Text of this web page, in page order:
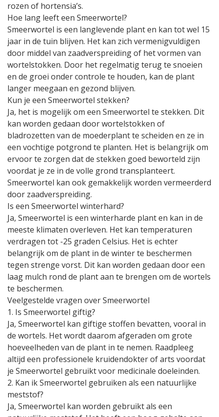
rozen of hortensia’s.
Hoe lang leeft een Smeerwortel?
Smeerwortel is een langlevende plant en kan tot wel 15
jaar in de tuin blijven. Het kan zich vermenigvuldigen
door middel van zaadverspreiding of het vormen van
wortelstokken. Door het regelmatig terug te snoeien
en de groei onder controle te houden, kan de plant
langer meegaan en gezond blijven.
Kun je een Smeerwortel stekken?
Ja, het is mogelijk om een Smeerwortel te stekken. Dit
kan worden gedaan door wortelstokken of
bladrozetten van de moederplant te scheiden en ze in
een vochtige potgrond te planten. Het is belangrijk om
ervoor te zorgen dat de stekken goed beworteld zijn
voordat je ze in de volle grond transplanteert.
Smeerwortel kan ook gemakkelijk worden vermeerderd
door zaadverspreiding.
Is een Smeerwortel winterhard?
Ja, Smeerwortel is een winterharde plant en kan in de
meeste klimaten overleven. Het kan temperaturen
verdragen tot -25 graden Celsius. Het is echter
belangrijk om de plant in de winter te beschermen
tegen strenge vorst. Dit kan worden gedaan door een
laag mulch rond de plant aan te brengen om de wortels
te beschermen.
Veelgestelde vragen over Smeerwortel
1. Is Smeerwortel giftig?
Ja, Smeerwortel kan giftige stoffen bevatten, vooral in
de wortels. Het wordt daarom afgeraden om grote
hoeveelheden van de plant in te nemen. Raadpleeg
altijd een professionele kruidendokter of arts voordat
je Smeerwortel gebruikt voor medicinale doeleinden.
2. Kan ik Smeerwortel gebruiken als een natuurlijke
meststof?
Ja, Smeerwortel kan worden gebruikt als een